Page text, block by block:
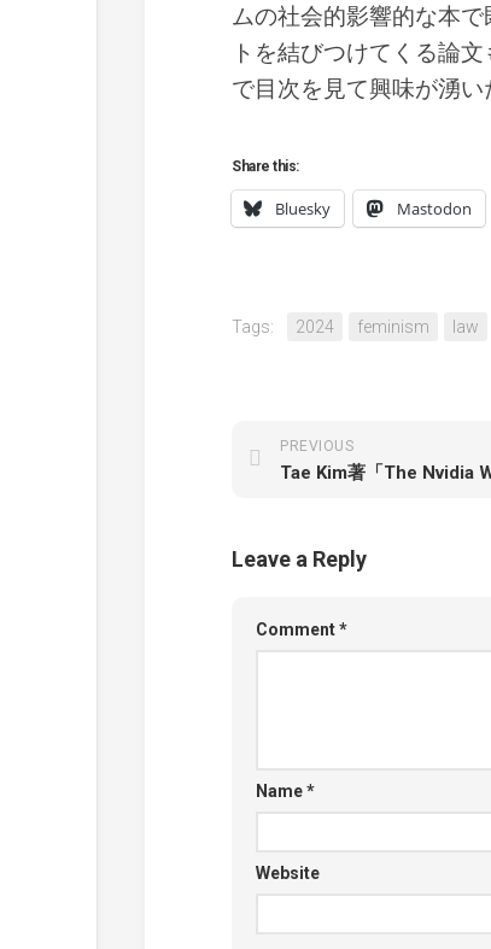
ムの社会的影響的な本
トを結びつけてくる論
で目次を見て興味が湧い
Share this:
Bluesky Mastodon
Tags: 2024 feminism law
PREVIOUS
Leave a Reply
Comment*
Name*
Website